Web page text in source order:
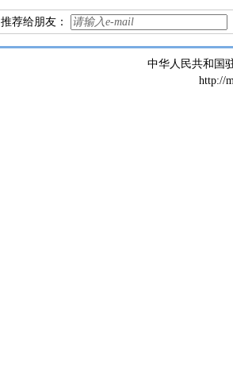
推荐给朋友：
中华人民共和国
http://